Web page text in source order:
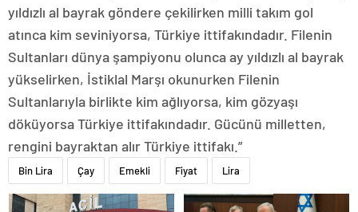
yıldızlı al bayrak göndere çekilirken milli takım gol
atınca kim seviniyorsa, Türkiye ittifakındadır. Filenin
Sultanları dünya şampiyonu olunca ay yıldızlı al bayrak
yükselirken, İstiklal Marşı okunurken Filenin
Sultanlarıyla birlikte kim ağlıyorsa, kim gözyaşı
döküyorsa Türkiye ittifakındadır. Gücünü milletten,
rengini bayraktan alır Türkiye ittifakı.”
Bin Lira Çay Emekli Fiyat Lira